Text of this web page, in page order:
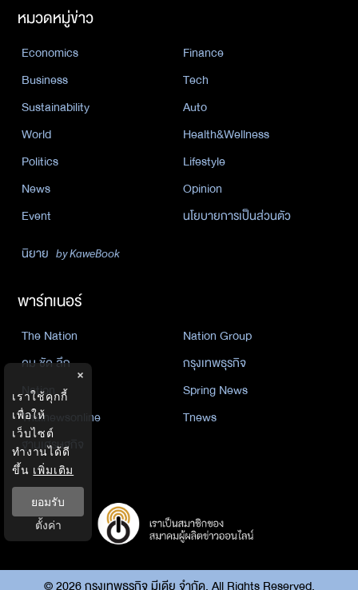
หมวดหมู่ข่าว
Economics
Finance
Business
Tech
Sustainability
Auto
World
Health&Wellness
Politics
Lifestyle
News
Opinion
Event
นโยบายการเป็นส่วนตัว
นิยาย by KaweBook
พาร์ทเนอร์
The Nation
Nation Group
คม ชัด ลึก
กรุงเทพธุรกิจ
Nation
Spring News
Thainewsonline
Tnews
ฐานเศรษฐกิจ
©2026กรุงเทพธุรกิจ มีเดีย จำกัด. All Rights Reserved.
×
เราใช้คุกกี้
เพื่อให้
เว็บไซต์
ทำงานได้ดี
ขึ้น เพิ่มเติม
ยอมรับ
ตั้งค่า